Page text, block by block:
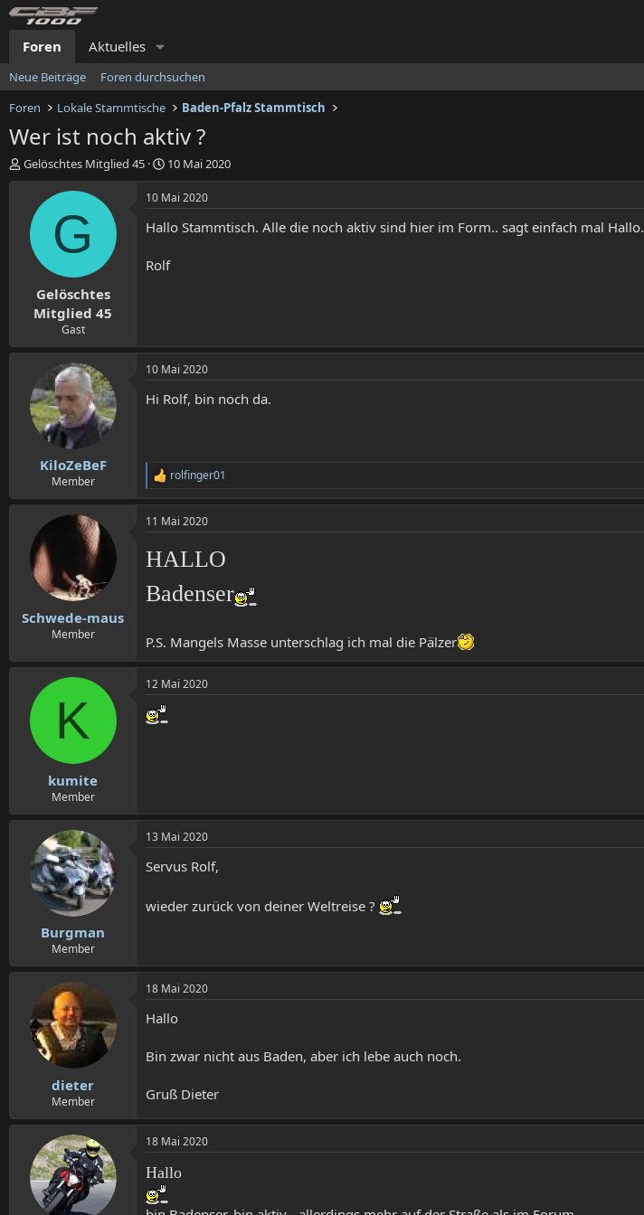
Foren Aktuelles
Neue Beiträge
Foren durchsuchen
Foren
Lokale Stammtische Baden-Pfalz Stammtisch
Wer ist noch aktiv ?
E
r
Gelöschtes Mitglied 45
E
r
s
t
e
l
10 Mai 2020
G
Gelöschtes
Mitglied 45
Gast
10 Mai 2020
Hallo Stammtisch. Alle die noch aktiv sind hier im Form.. sagt einfach mal Hallo.
Rolf
KiloZeBeF
Member
10 Mai 2020
Hi Rolf, bin noch da.
R
e
k
i
o
n
e
rolfinger01
Schwede-maus
Member
11 Mai 2020
HALLO
Badenser
P.S. Mangels Masse unterschlag ich mal die Pälzer
K
kumite
Member
12 Mai 2020
Burgman
Member
13 Mai 2020
Servus Rolf,
wieder zurück von deiner Weltreise ?
dieter
Member
18 Mai 2020
Hallo
Bin zwar nicht aus Baden, aber ich lebe auch noch.
Gruß Dieter
18 Mai 2020
Hallo